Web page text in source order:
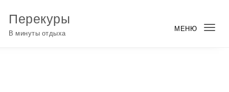
Перекуры
В минуты отдыха
МЕНЮ